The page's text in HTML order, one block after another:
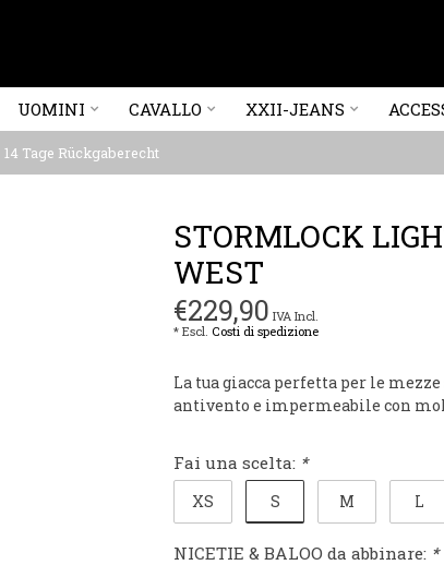
UOMINI CAVALLO XXII-JEANS
14 Tage Rückgaberecht
STORMLOCK
WEST
€229,90 IVA Incl.
* Escl. Costi di spedizione
La tua giacca perfetta per le
antivento e impermeabile con
Fai una scelta: *
XS S M L
NICETIE & BALOO da abbinare: *